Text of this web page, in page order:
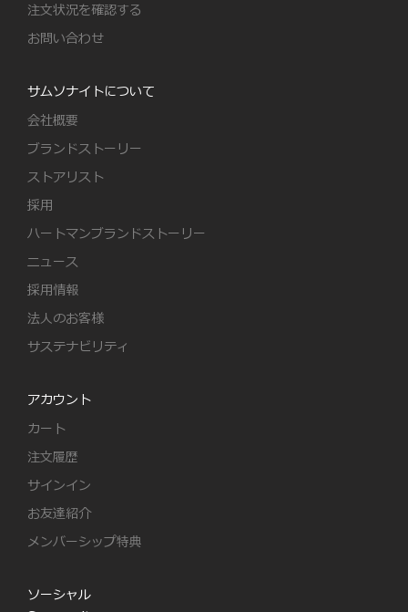
注文状況を確認する
お問い合わせ
サムソナイトについて
会社概要
ブランドストーリー
ストアリスト
採用
ハートマンブランドストーリー
ニュース
採用情報
法人のお客様
サステナビリティ
アカウント
カート
注文履歴
サインイン
お友達紹介
メンバーシップ特典
ソーシャル